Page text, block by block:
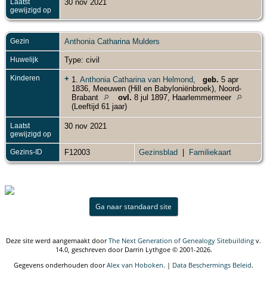
gewijzigd op
30 nov 2021
Gezin Anthonia Catharina Mulders
Huwelijk Type: civil
Kinderen + 1. Anthonia Catharina van Helmond geb. 5 apr
1836, Meeuwen (Hill en Babyloniënbroek), Noord-
Brabant
ovl. 8 jul 1897, Haarlemmermeer
(Leeftijd 61 jaar)
Laatst
gewijzigd op
30 nov 2021
Gezins-ID F12003 Gezinsblad Familiekaart
Ga naar standaard site
Deze site werd aangemaakt doorThe Next Generation of Genealogy Sitebuilding v.
14.0, geschreven door Darrin Lythgoe © 2001-2026.
Gegevens onderhouden doorAlex van Hoboken. | Data Beschermings Beleid.